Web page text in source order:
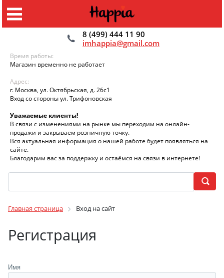
8 (499) 444 11 90
imhappia@gmail.com
Время работы:
Магазин временно не работает
Адрес:
г. Москва, ул. Октябрьская, д. 26с1
Вход со стороны ул. Трифоновская
Уважаемые клиенты!
В связи с изменениями на рынке мы переходим на онлайн-
продажи и закрываем розничную точку.
Вся актуальная информация о нашей работе будет появляться на
сайте.
Благодарим вас за поддержку и остаёмся на связи в интернете!
Главная страница Вход на сайт
Регистрация
Имя